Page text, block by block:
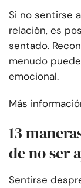
Si no sentirse
relación, es
sentado.
menudo
emocional.
Más
13
de no ser
Sentirse